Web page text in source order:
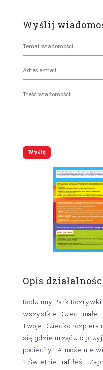
Wyślij
Opis
Rodzinny Park
wszystkie Dzieci małe i
Twoje Dziecko rozpiera
się gdzie urządzić
pociechy? A może nie
? Świetnie trafiłeś!!!